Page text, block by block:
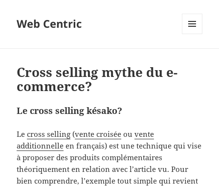
Web Centric
Cross selling mythe du e-
commerce?
Le cross selling késako?
Lecross selling (vente croisée ouvente
additionnelle en français) est une technique qui vise
à proposer des produits complémentaires
théoriquement en relation avec l’article vu. Pour
bien comprendre, l’exemple tout simple qui revient